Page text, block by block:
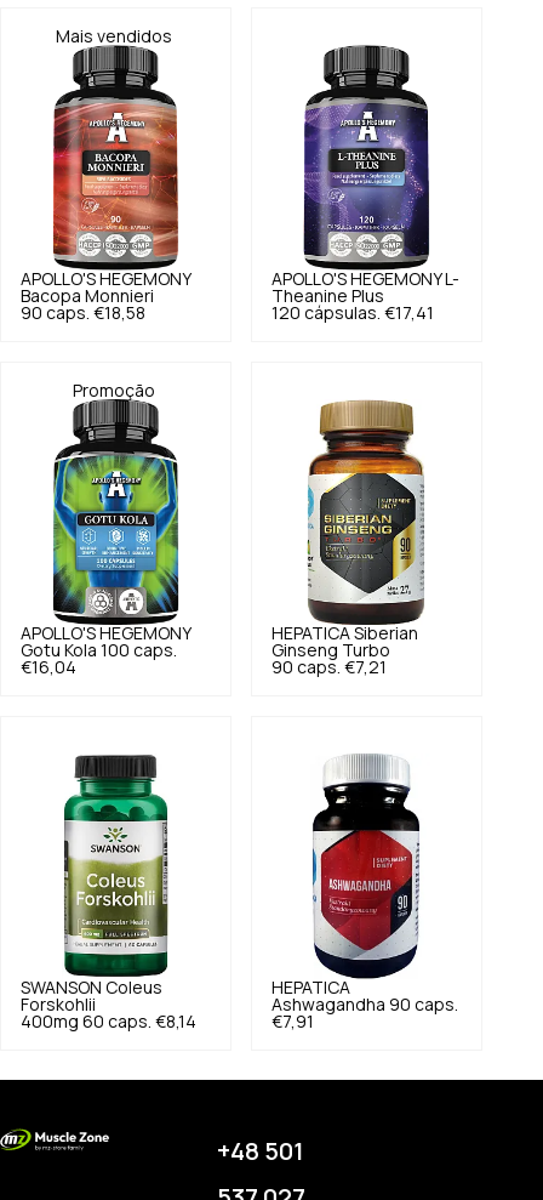
Mais vendidos
APOLLO'S HEGEMONY
Bacopa Monnieri
90 caps. €18,58
APOLLO'S HEGEMONY
L-
Theanine Plus
120 cápsulas. €17,41
Promoção
APOLLO'S HEGEMONY
Gotu Kola 100 caps.
€16,04
HEPATICA Siberian
Ginseng Turbo
90 caps. €7,21
SWANSON Coleus
Forskohlii
400mg 60 caps. €8,14
HEPATICA
Ashwagandha 90 caps.
€7,91
+48 501